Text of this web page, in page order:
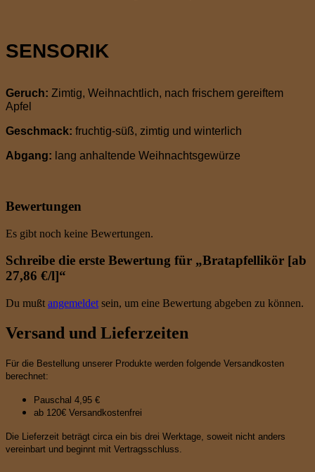
SENSORIK
Geruch: Zimtig, Weihnachtlich, nach frischem gereiftem
Apfel
Geschmack: fruchtig-süß, zimtig und winterlich
Abgang: lang anhaltende Weihnachtsgewürze
Bewertungen
Es gibt noch keine Bewertungen.
Schreibe die erste Bewertung für „Bratapfellikör [ab
27,86 €/l]“
Du mußt angemeldet sein, um eine Bewertung abgeben zu können.
Versand und Lieferzeiten
Für die Bestellung unserer Produkte werden folgende Versandkosten
berechnet:
Pauschal 4,95 €
ab 120€ Versandkostenfrei
Die Lieferzeit beträgt circa ein bis drei Werktage, soweit nicht anders
vereinbart und beginnt mit Vertragsschluss.